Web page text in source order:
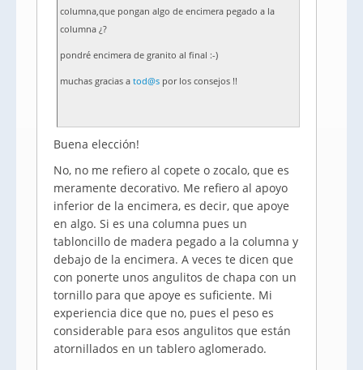
columna,que pongan algo de encimera pegado a la
columna ¿?
pondré encimera de granito al final :-)
muchas gracias a tod@s por los consejos !!
Buena elección!
No, no me refiero al copete o zocalo, que es
meramente decorativo. Me refiero al apoyo
inferior de la encimera, es decir, que apoye
en algo. Si es una columna pues un
tabloncillo de madera pegado a la columna y
debajo de la encimera. A veces te dicen que
con ponerte unos angulitos de chapa con un
tornillo para que apoye es suficiente. Mi
experiencia dice que no, pues el peso es
considerable para esos angulitos que están
atornillados en un tablero aglomerado.